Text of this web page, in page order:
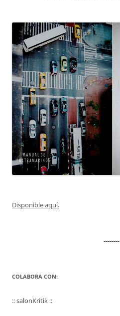
Disponible aquí.
--------
COLABORA CON:
:: salonKritik ::